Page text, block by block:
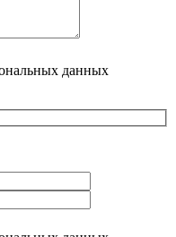
данных